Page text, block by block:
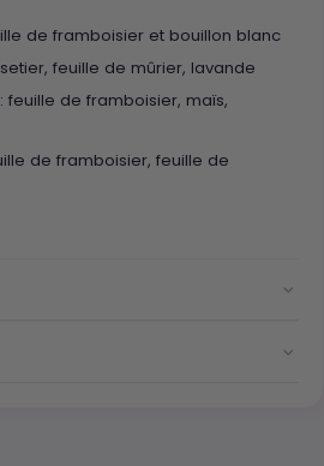
de framboisier et bouillon blanc
feuille de mûrier, lavande
feuille de framboisier, maïs,
de framboisier, feuille de